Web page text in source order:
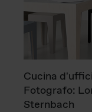
Cucina
Fotografo:
Sternbach